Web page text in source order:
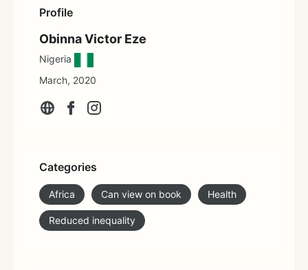
Profile
Obinna Victor Eze
Nigeria
March, 2020
Categories
Africa Can view on book Health
Reduced inequality